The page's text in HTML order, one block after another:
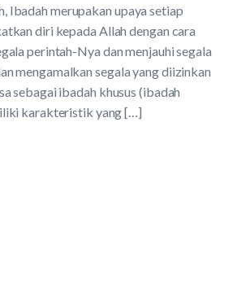
Ibadah merupakan upaya setiap
diri kepada Allah dengan cara
perintah-Nya dan menjauhi segala
mengamalkan segala yang diizinkan
sebagai ibadah khusus (ibadah
karakteristik yang […]